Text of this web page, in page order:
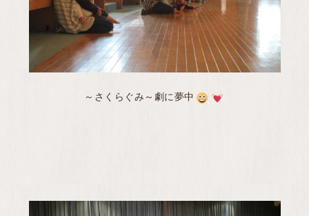
～さくらぐみ～劇に夢中